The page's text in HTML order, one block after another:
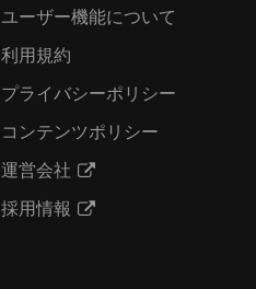
ユーザー機能について
利用規約
プライバシーポリシー
コンテンツポリシー
運営会社
採用情報